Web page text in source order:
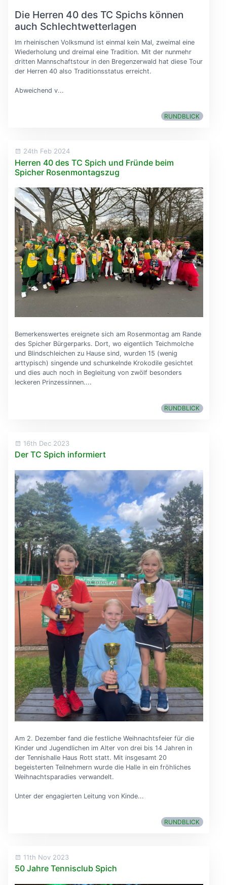
Die Herren 40 des TC Spichs können
auch Schlechtwetterlagen
Im rheinischen Volksmund ist einmal kein Mal, zweimal eine
Wiederholung und dreimal eine Tradition. Mit der nunmehr
dritten Mannschaftstour in den Bregenzerwald hat diese Tour
der Herren 40 also Traditionsstatus erreicht.
Abweichend v...
RUNDBLICK
24th Feb 2024
Herren 40 des TC Spich und Fründe beim
Spicher Rosenmontagszug
Bemerkenswertes ereignete sich am Rosenmontag am Rande
des Spicher Bürgerparks. Dort, wo eigentlich Teichmolche
und Blindschleichen zu Hause sind, wurden 15 (wenig
arttypisch) singende und schunkelnde Krokodile gesichtet
und dies auch noch in Begleitung von zwölf besonders
leckeren Prinzessinnen....
RUNDBLICK
16th Dec 2023
Der TC Spich informiert
Am 2. Dezember fand die festliche Weihnachtsfeier für die
Kinder und Jugendlichen im Alter von drei bis 14 Jahren in
der Tennishalle Haus Rott statt. Mit insgesamt 20
begeisterten Teilnehmern wurde die Halle in ein fröhliches
Weihnachtsparadies verwandelt.
Unter der engagierten Leitung von Kinde...
RUNDBLICK
11th Nov 2023
50 Jahre Tennisclub Spich